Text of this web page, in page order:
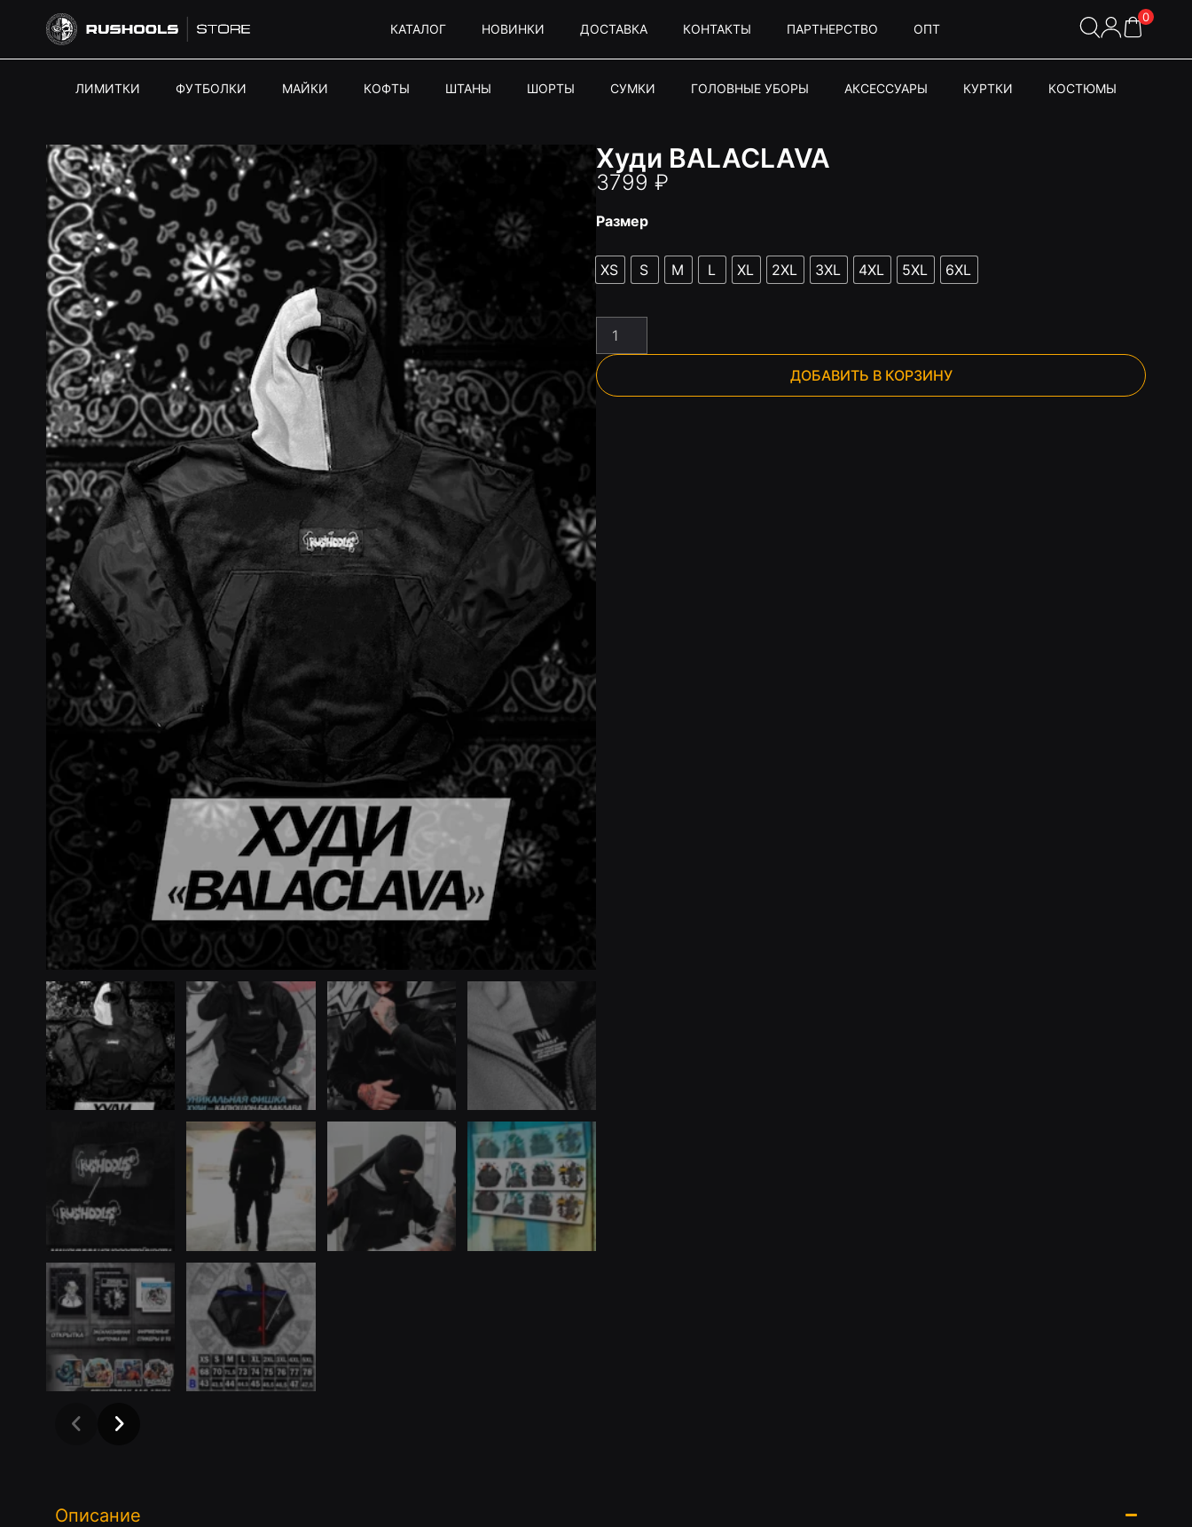
КАТАЛОГ НОВИНКИ ДОСТАВКА КОНТАКТЫ ПАРТНЕРСТВО ОПТ
0
ЛИМИТКИ ФУТБОЛКИ МАЙКИ КОФТЫ ШТАНЫ ШОРТЫ СУМКИ ГОЛОВНЫЕ УБОРЫ АКСЕССУАРЫ КУРТКИ КОСТЮМЫ
Худи BALACLAVA
3799 ₽
Размер
XS S M L XL 2XL 3XL 4XL 5XL 6XL
ДОБАВИТЬ В КОРЗИНУ
Описание